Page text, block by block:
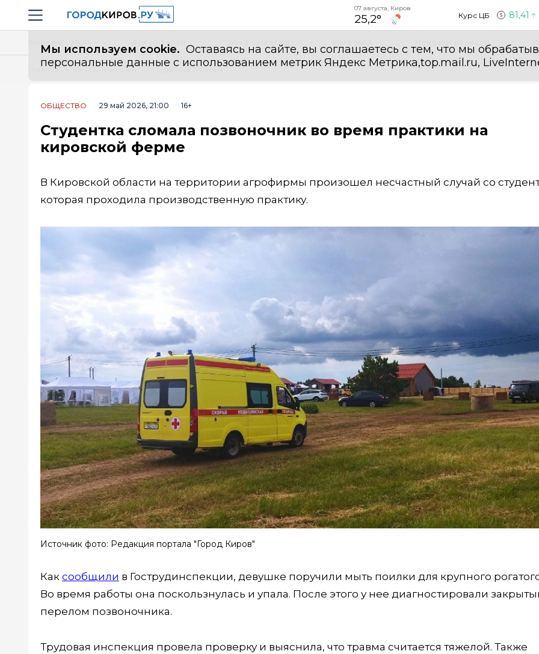
Навигация сайта
07 августа, Киров
25,2° Курс ЦБ 81,41
Мы используем cookie. Оставаясь на сайте, вы соглашаетесь с тем, что мы
персональные данные с использованием метрик Яндекс Метрика,top.mail.ru,
Все новости
Главная Лента новостей
ОБЩЕСТВО 29 май 2026, 21:00 16+
Студентка сломала позвоночник во время практики на
кировской ферме
В Кировской области на территории агрофирмы произошел несчастный случай со
которая проходила производственную практику.
Источник фото: Редакция портала "Город Киров"
Как сообщили в Гострудинспекции, девушке поручили мыть поилки для крупного
Во время работы она поскользнулась и упала. После этого у нее диагностировали
перелом позвоночника.
Трудовая инспекция провела проверку и выяснила, что травма считается тяжелой. Также